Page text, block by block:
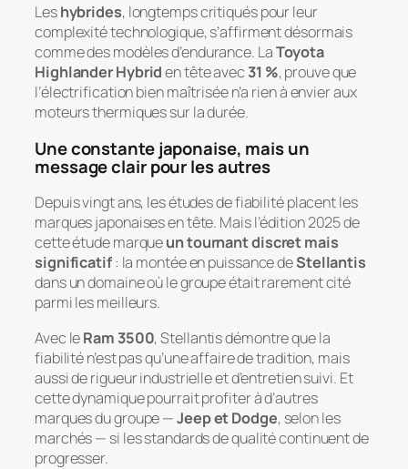
Leshybrides, longtemps critiqués pour leur
complexité technologique, s’affirment désormais
comme des modèles d’endurance. LaToyota
Highlander Hybriden tête avec 31 %, prouve que
l’électrification bien maîtrisée n’a rien à envier aux
moteurs thermiques sur la durée.
Une constante japonaise, mais un
message clair pour les autres
Depuis vingt ans, les études de fiabilité placent les
marques japonaises en tête. Mais l’édition 2025 de
cette étude marqueun tournant discret mais
significatif: la montée en puissance deStellantis
dans un domaine où le groupe était rarement cité
parmi les meilleurs.
Avec leRam 3500, Stellantis démontre que la
fiabilité n’est pas qu’une affaire de tradition, mais
aussi de rigueur industrielle et d’entretien suivi. Et
cette dynamique pourrait profiter à d’autres
marques du groupe —Jeep et Dodge, selon les
marchés — si les standards de qualité continuent de
progresser.